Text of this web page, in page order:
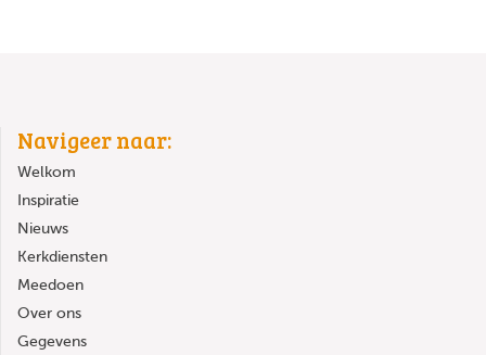
Navigeer naar:
Welkom
Inspiratie
Nieuws
Kerkdiensten
Meedoen
Over ons
Gegevens